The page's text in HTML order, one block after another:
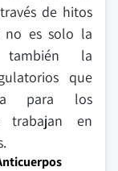
de hitos
no es solo la
también la
que
para los
trabajan en